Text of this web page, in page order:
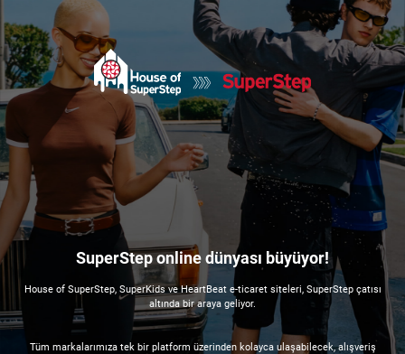
SuperStep online dünyası büyüyor!
House of SuperStep, SuperKids ve HeartBeat e-ticaret siteleri, SuperStep çatısı
altında bir araya geliyor.
Tüm markalarımıza tek bir platform üzerinden kolayca ulaşabilecek, alışveriş